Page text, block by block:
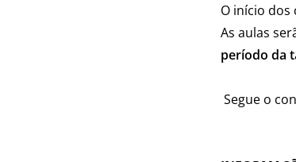
O início
As aulas
período da
Segue o c